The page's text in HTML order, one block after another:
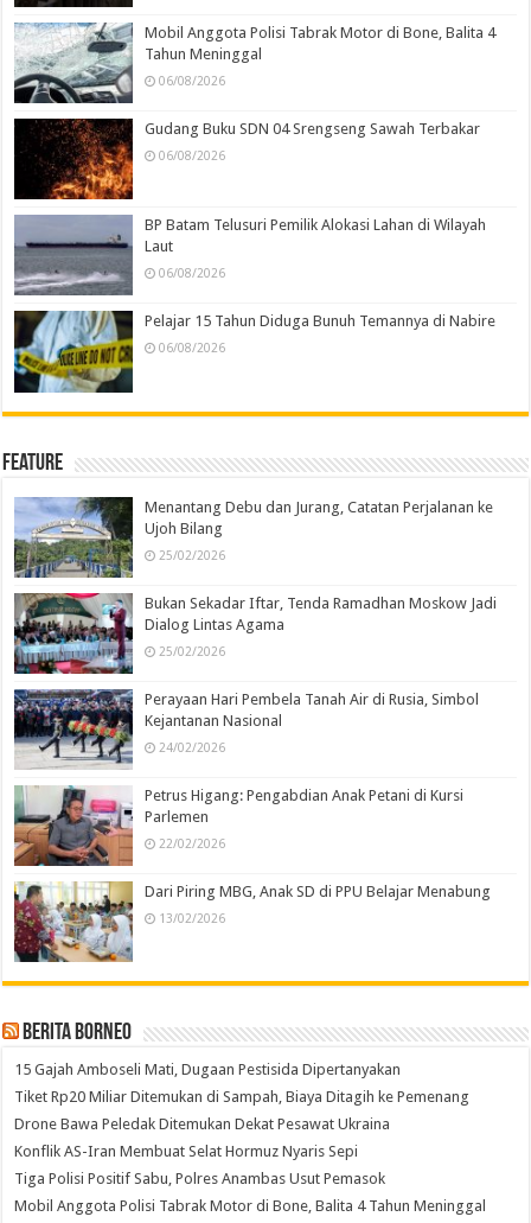
Mobil Anggota Polisi Tabrak Motor di Bone, Balita 4
Tahun Meninggal
06/08/2026
Gudang Buku SDN 04 Srengseng Sawah Terbakar
06/08/2026
BP Batam Telusuri Pemilik Alokasi Lahan di Wilayah
Laut
06/08/2026
Pelajar 15 Tahun Diduga Bunuh Temannya di Nabire
06/08/2026
Feature
Menantang Debu dan Jurang, Catatan Perjalanan ke
Ujoh Bilang
25/02/2026
Bukan Sekadar Iftar, Tenda Ramadhan Moskow Jadi
Dialog Lintas Agama
25/02/2026
Perayaan Hari Pembela Tanah Air di Rusia, Simbol
Kejantanan Nasional
24/02/2026
Petrus Higang: Pengabdian Anak Petani di Kursi
Parlemen
22/02/2026
Dari Piring MBG, Anak SD di PPU Belajar Menabung
13/02/2026
Berita Borneo
15 Gajah Amboseli Mati, Dugaan Pestisida Dipertanyakan
Tiket Rp20 Miliar Ditemukan di Sampah, Biaya Ditagih ke Pemenang
Drone Bawa Peledak Ditemukan Dekat Pesawat Ukraina
Konflik AS-Iran Membuat Selat Hormuz Nyaris Sepi
Tiga Polisi Positif Sabu, Polres Anambas Usut Pemasok
Mobil Anggota Polisi Tabrak Motor di Bone, Balita 4 Tahun Meninggal